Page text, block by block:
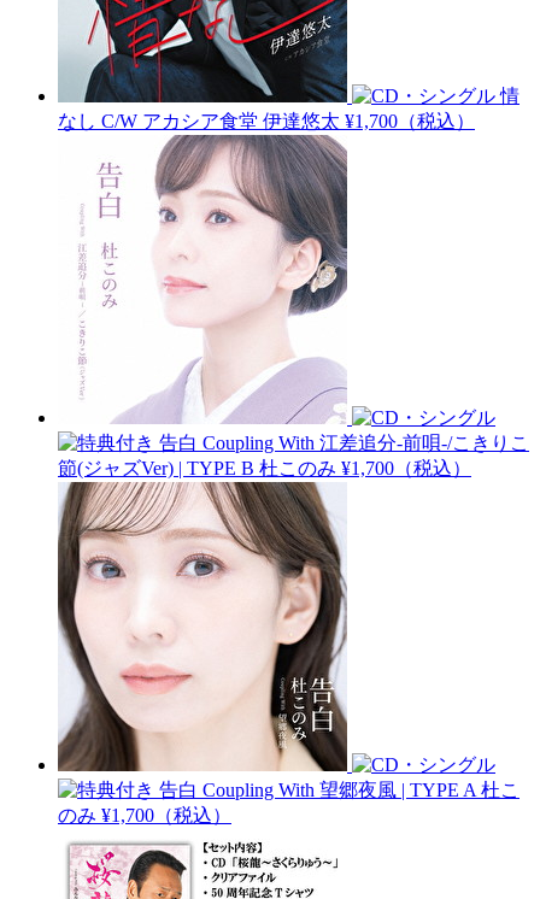
情
なし C/W アカシア食堂 伊達悠太 ¥1,700（税込）
告白 Coupling With 江差追分-前唄-/こきりこ
節(ジャズVer) | TYPE B 杜このみ ¥1,700（税込）
告白 Coupling With 望郷夜風 | TYPE A 杜こ
のみ ¥1,700（税込）